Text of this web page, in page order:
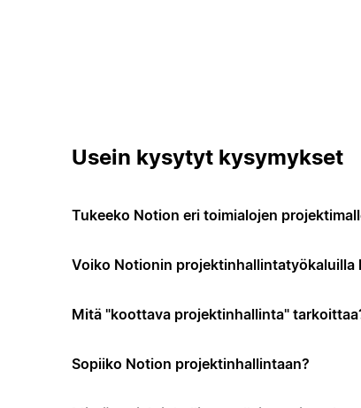
Usein kysytyt kysymykset
Tukeeko Notion eri toimialojen
Voiko Notionin
Mitä "koottava projektinhallinta"
Sopiiko Notion projektinhallintaan?